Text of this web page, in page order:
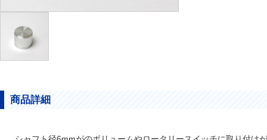
商品詳細